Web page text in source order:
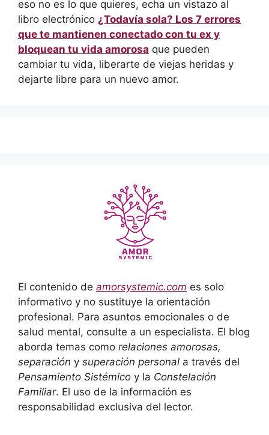
eso no es lo que quieres, echa un vistazo al
libro electrónico ¿Todavía sola? Los 7 errores
que te mantienen conectado con tu ex y
bloquean tu vida amorosa que pueden
cambiar tu vida, liberarte de viejas heridas y
dejarte libre para un nuevo amor.
El contenido de amorsystemic.com es solo
informativo y no sustituye la orientación
profesional. Para asuntos emocionales o de
salud mental, consulte a un especialista. El blog
aborda temas como relaciones amorosas,
separación y superación personal a través del
Pensamiento Sistémico y la Constelación
Familiar. El uso de la información es
responsabilidad exclusiva del lector.